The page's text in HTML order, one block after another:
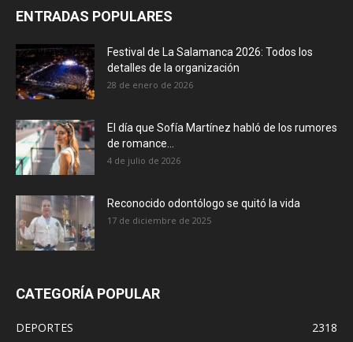
ENTRADAS POPULARES
Festival de La Salamanca 2026: Todos los
detalles de la organización
28 de enero de 2026
El día que Sofía Martínez habló de los rumores
de romance...
4 de julio de 2026
Reconocido odontólogo se quitó la vida
17 de diciembre de 2025
CATEGORÍA POPULAR
DEPORTES
2318